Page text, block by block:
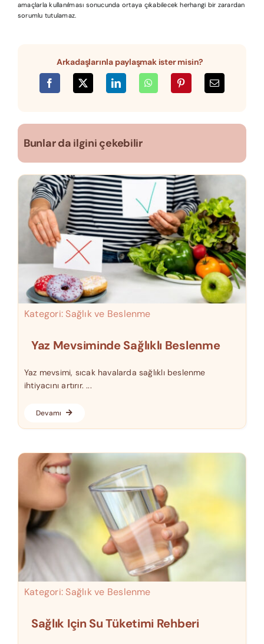
amaçlarla kullanılması sonucunda ortaya çıkabilecek herhangi bir zarardan
sorumlu tutulamaz.
Arkadaşlarınla paylaşmak ister misin?
Bunlar da ilgini çekebilir
Kategori: Sağlık ve Beslenme
Yaz Mevsiminde Sağlıklı Beslenme
Yaz mevsimi, sıcak havalarda sağlıklı beslenme
ihtiyacını artırır. ...
Devamı
Kategori: Sağlık ve Beslenme
Sağlık Için Su Tüketimi Rehberi